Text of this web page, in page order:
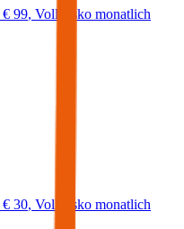
€ 99, Vollkasko monatlich
€ 30, Vollkasko monatlich